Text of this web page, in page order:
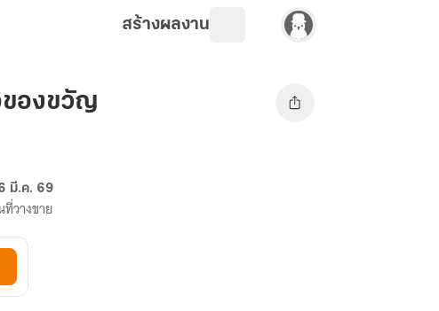
สร้างผลงาน
ของขวัญ
มี.ค. 69
ที่วางขาย